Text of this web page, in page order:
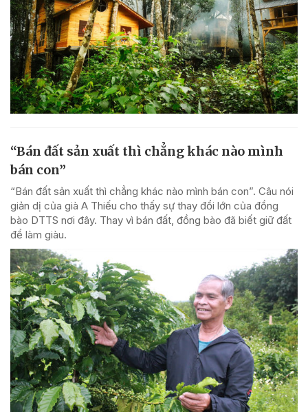
“Bán đất sản xuất thì chẳng khác nào mình
bán con”
“Bán đất sản xuất thì chẳng khác nào mình bán con”. Câu nói
giản dị của già A Thiếu cho thấy sự thay đổi lớn của đồng
bào DTTS nơi đây. Thay vì bán đất, đồng bào đã biết giữ đất
để làm giàu.